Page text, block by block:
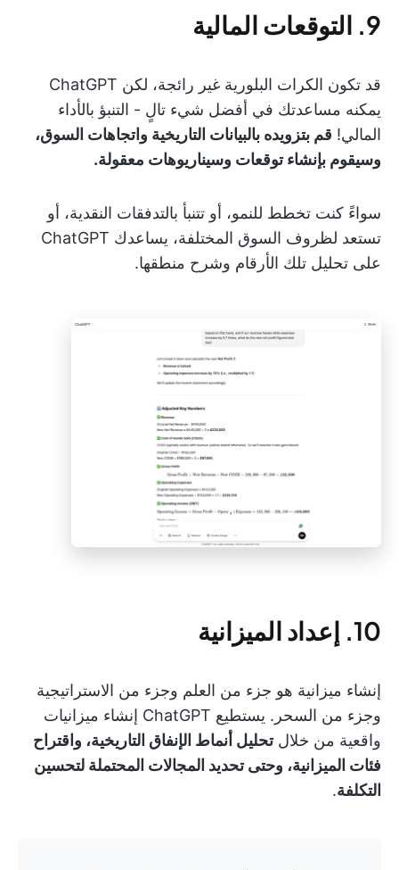
9. التوقعات المالية
قد تكون الكرات البلورية غير رائجة، لكن ChatGPT
يمكنه مساعدتك في أفضل شيء تالٍ - التنبؤ بالأداء
المالي! قم بتزويده بالبيانات التاريخية واتجاهات السوق،
وسيقوم بإنشاء توقعات وسيناريوهات معقولة.
سواءً كنت تخطط للنمو، أو تتنبأ بالتدفقات النقدية، أو
تستعد لظروف السوق المختلفة، يساعدك ChatGPT
على تحليل تلك الأرقام وشرح منطقها.
10. إعداد الميزانية
إنشاء ميزانية هو جزء من العلم وجزء من الاستراتيجية
وجزء من السحر. يستطيع ChatGPT إنشاء ميزانيات
واقعية من خلالتحليل أنماط الإنفاق التاريخية، واقتراح
فئات الميزانية، وحتى تحديد المجالات المحتملة لتحسين
التكلفة.